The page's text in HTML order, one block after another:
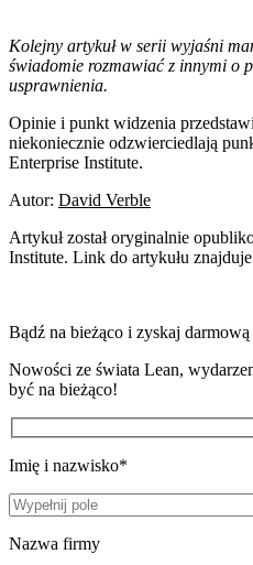
Kolejny artykuł w serii wyjaśni
świadomie rozmawiać z innymi o
usprawnienia.
Opinie i punkt widzenia
niekoniecznie odzwierciedlają
Enterprise Institute.
Autor: David Verble
Artykuł został oryginalnie
Institute. Link do artykułu
Bądź na bieżąco i zyskaj
Nowości ze świata Lean,
być na bieżąco!
Imię i nazwisko*
Nazwa firmy